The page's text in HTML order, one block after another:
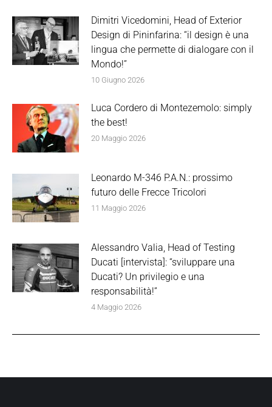
Dimitri Vicedomini, Head of Exterior
Design di Pininfarina: “il design è una
lingua che permette di dialogare con il
Mondo!”
10 Giugno 2026
Luca Cordero di Montezemolo: simply
the best!
20 Maggio 2026
Leonardo M-346 P.A.N.: prossimo
futuro delle Frecce Tricolori
11 Maggio 2026
Alessandro Valia, Head of Testing
Ducati [intervista]: “sviluppare una
Ducati? Un privilegio e una
responsabilità!”
4 Maggio 2026